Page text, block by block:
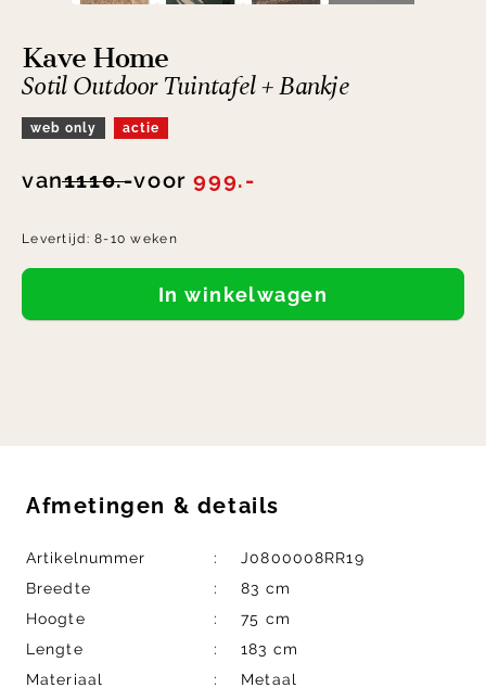
Kave Home
Sotil Outdoor Tuintafel + Bankje
web only actie
van1110.-voor 999.-
Levertijd:8-10 weken
In winkelwagen
Afmetingen & details
Artikelnummer
J0800008RR19
Breedte
83 cm
Hoogte
75 cm
Lengte
183 cm
Materiaal
Metaal